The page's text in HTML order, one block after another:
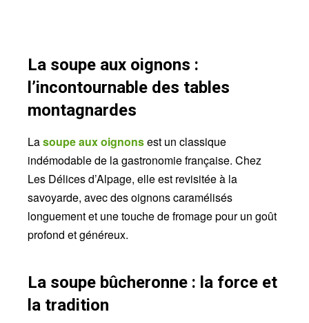
La soupe aux oignons :
l’incontournable des tables
montagnardes
Lasoupe aux oignonsest un classique
indémodable de la gastronomie française. Chez
Les Délices d’Alpage, elle est revisitée à la
savoyarde, avec des oignons caramélisés
longuement et une touche de fromage pour un goût
profond et généreux.
La soupe bûcheronne : la force et
la tradition